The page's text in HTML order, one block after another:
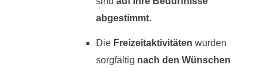
abgestimmt.
Die Freizeitaktivitäten wurden
sorgfältig nach den Wünschen